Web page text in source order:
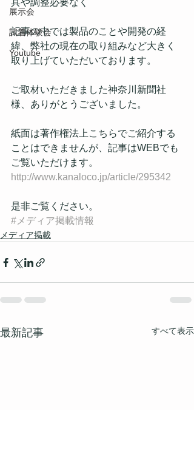
展示会
試着体験会
Youtube
具や調整必要なく
記事の中では製品のことや開発の経
緯、弊社の現在の取り組みなど大きく
取り上げていただいております。
ご取材いただきました神奈川新聞社
様、ありがとうございました。
紙面は著作権法上こちらでご紹介する
ことはできませんが、記事はWEBでも
ご覧いただけます。
http://www.kanaloco.jp/article/295342
是非ご覧ください。
#メディア掲載情報
メディア掲載
最新記事 すべて表示